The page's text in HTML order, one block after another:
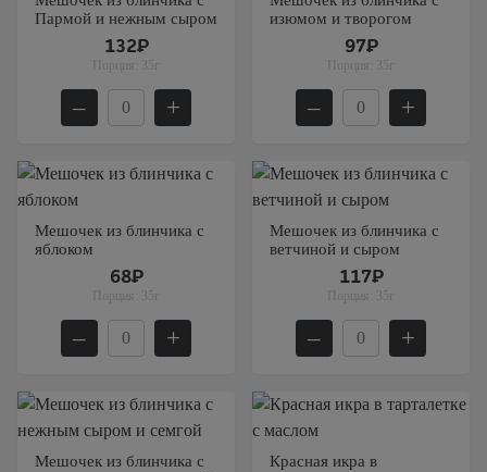
Пармой и нежным сыром
132₽
Порция: 35г
– +
изюмом и творогом
97₽
Порция: 35г
– +
Мешочек из блинчика с
яблоком
68₽
Порция: 35г
– +
Мешочек из блинчика с
ветчиной и сыром
117₽
Порция: 35г
– +
Мешочек из блинчика с
Красная икра в